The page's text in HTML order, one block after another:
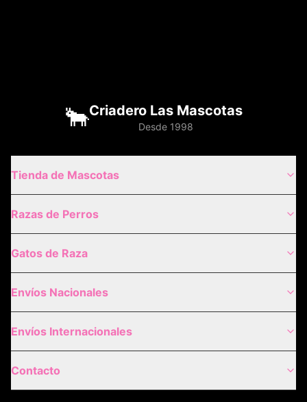
🐂Criadero Las Mascotas
Desde 1998
Tienda de Mascotas
Razas de Perros
Gatos de Raza
Envíos Nacionales
Envíos Internacionales
Contacto